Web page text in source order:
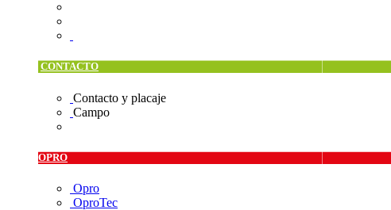
CONTACTO
Contacto y placaje
Campo
OPRO
Opro
OproTec